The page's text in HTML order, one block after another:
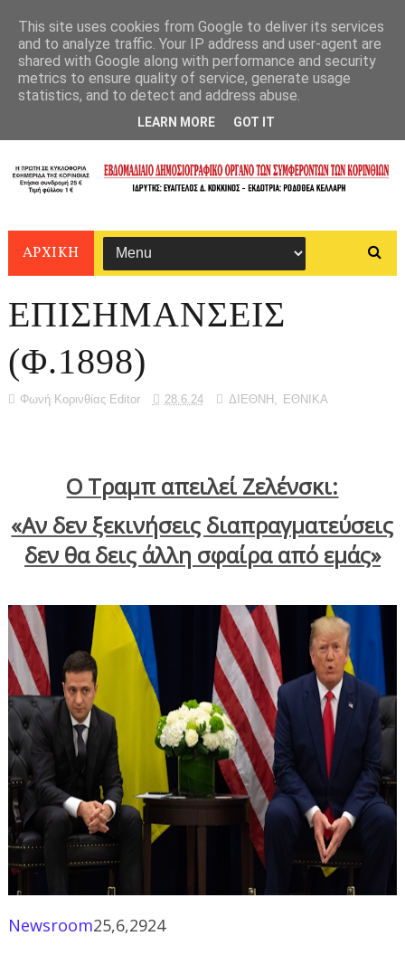
ΑΡΧΙΚΗ
ΕΠΙΣΗΜΑΝΣΕΙΣ
(Φ.1898)
Φωνή Κορινθίας Editor 28.6.24 ΔΙΕΘΝΗ ΕΘΝΙΚΑ
Ο Τραμπ απειλεί Ζελένσκι:
«Αν δεν ξεκινήσεις διαπραγματεύσεις
δεν θα δεις άλλη σφαίρα από εμάς»
Newsroom25,6,2924
This site uses cookies from Google to deliver its services
and to analyze traffic. Your IP address and user-agent are
shared with Google along with performance and security
metrics to ensure quality of service, generate usage
statistics, and to detect and address abuse.
LEARN MORE GOT IT